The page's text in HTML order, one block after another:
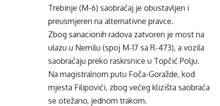
Trebinje (M-6) saobraćaj je obustavljen i
preusmjeren na alternativne pravce.
Zbog sanacionih radova zatvoren je most na
ulazu u Nemilu (spoj M-17 sa R-473), a vozila
saobraćaju preko raskrsnice u Topčić Polju.
Na magistralnom putu Foča-Goražde, kod
mjesta Filipovići, zbog većeg klizišta saobraća
se otežano, jednom trakom.